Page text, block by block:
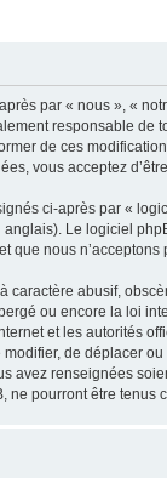
par « nous », «
responsable
de ces
vous acceptez
ci-après par «
anglais). Le logiciel
que nous
caractère abusif,
ou encore la loi
et les autorités
de déplacer
avez renseignées
ne pourront être